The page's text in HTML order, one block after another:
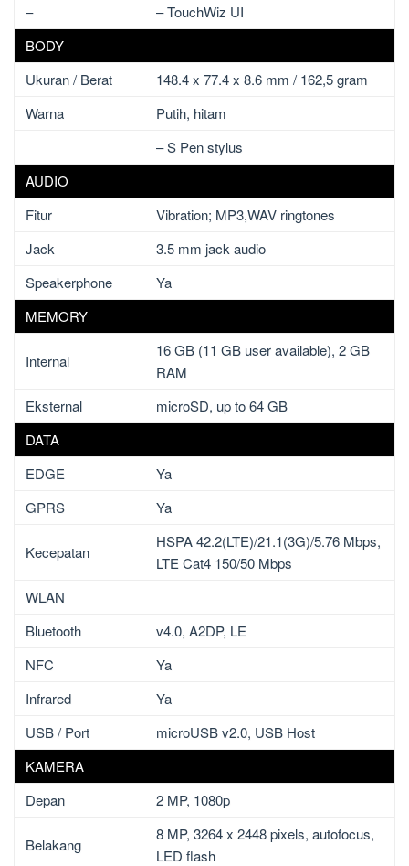
–
– TouchWiz UI
BODY
Ukuran / Berat
148.4 x 77.4 x 8.6 mm / 162,5 gram
Warna
Putih, hitam
– S Pen stylus
AUDIO
Fitur
Vibration; MP3,WAV ringtones
Jack
3.5 mm jack audio
Speakerphone
Ya
MEMORY
Internal
16 GB (11 GB user available), 2 GB
RAM
Eksternal
microSD, up to 64 GB
DATA
EDGE
Ya
GPRS
Ya
Kecepatan
HSPA 42.2(LTE)/21.1(3G)/5.76 Mbps,
LTE Cat4 150/50 Mbps
WLAN
Bluetooth
v4.0, A2DP, LE
NFC
Ya
Infrared
Ya
USB / Port
microUSB v2.0, USB Host
KAMERA
Depan
2 MP, 1080p
Belakang
8 MP, 3264 x 2448 pixels, autofocus,
LED flash